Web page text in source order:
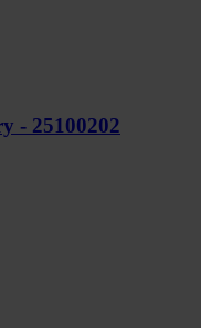
- 25100202